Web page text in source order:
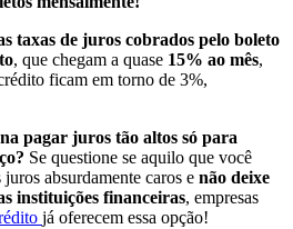
taxas de juros cobrados pelo boleto
, que chegam a quase 15% ao mês,
ficam em torno de 3%,
pagar juros tão altos só para
Se questione se aquilo que você
absurdamente caros e não deixe
instituições financeiras, empresas
já oferecem essa opção!